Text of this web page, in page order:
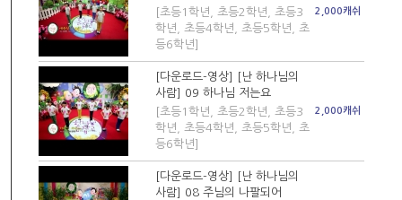
[초등1학년, 초등2학년, 초등3
학년, 초등4학년, 초등5학년, 초
등6학년]
2,000캐쉬
[다운로드-영상] [난 하나님의
사람] 09 하나님 저는요
[초등1학년, 초등2학년, 초등3
학년, 초등4학년, 초등5학년, 초
등6학년]
2,000캐쉬
[다운로드-영상] [난 하나님의
사람] 08 주님의 나팔되어